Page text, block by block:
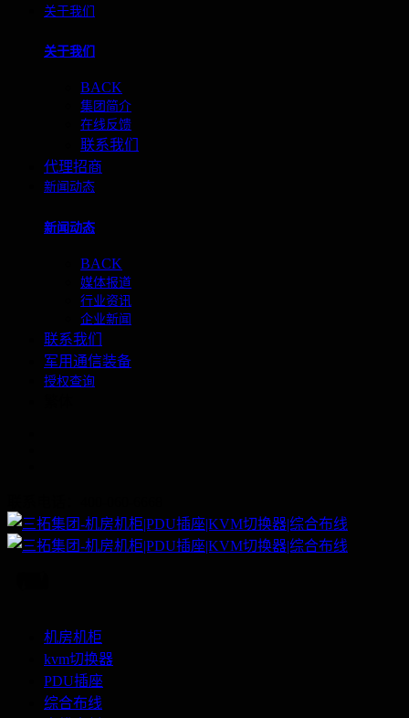
关于我们
关于我们
BACK
集团简介
在线反馈
联系我们
代理招商
新闻动态
新闻动态
BACK
媒体报道
行业资讯
企业新闻
联系我们
军用通信装备
授权查询
机房机柜
kvm切换器
PDU插座
综合布线